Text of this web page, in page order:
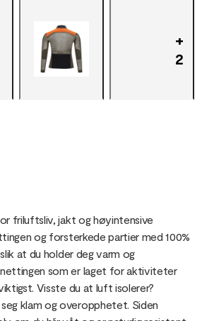
+
2
friluftsliv, jakt og høyintensive
og forsterkede partier med 100%
at du holder deg varm og
som er laget for aktiviteter
Visste du at luft isolerer?
klam og overopphetet. Siden